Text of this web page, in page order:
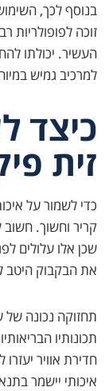
בנוסף לכך,
זוכה לפופולריות
העשיר. יכולתו
למרכיב גמיש
כיצד
זית
כדי לשמור על
קריר וחשוך.
שכן אלו עלולים
את הבקבוק היטב
תחזוקה נכונה
תכונותיו
חדירת אוויר
איכותי יישמר